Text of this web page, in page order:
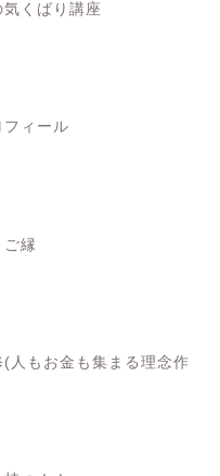
気くばり講座
フィール
縁
(人もお金も集まる理念作